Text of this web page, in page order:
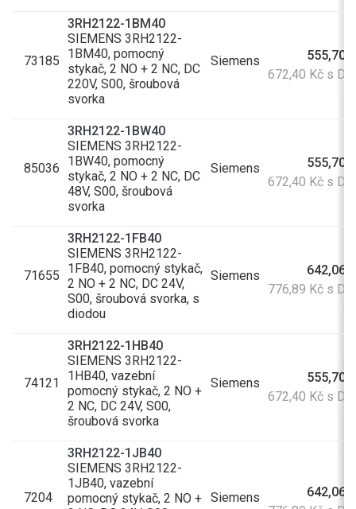
73185
3RH2122-1BM40
SIEMENS 3RH2122-
1BM40, pomocný
stykač, 2 NO + 2 NC, DC
220V, S00, šroubová
svorka
Siemens
555,70
672,40 Kč s
85036
3RH2122-1BW40
SIEMENS 3RH2122-
1BW40, pomocný
stykač, 2 NO + 2 NC, DC
48V, S00, šroubová
svorka
Siemens
555,70
672,40 Kč s
71655
3RH2122-1FB40
SIEMENS 3RH2122-
1FB40, pomocný stykač,
2 NO + 2 NC, DC 24V,
S00, šroubová svorka, s
diodou
Siemens
642,06
776,89 Kč s
74121
3RH2122-1HB40
SIEMENS 3RH2122-
1HB40, vazební
pomocný stykač, 2 NO +
2 NC, DC 24V, S00,
šroubová svorka
Siemens
555,70
672,40 Kč s
7204
3RH2122-1JB40
SIEMENS 3RH2122-
1JB40, vazební
pomocný stykač, 2 NO + Siemens
642,06